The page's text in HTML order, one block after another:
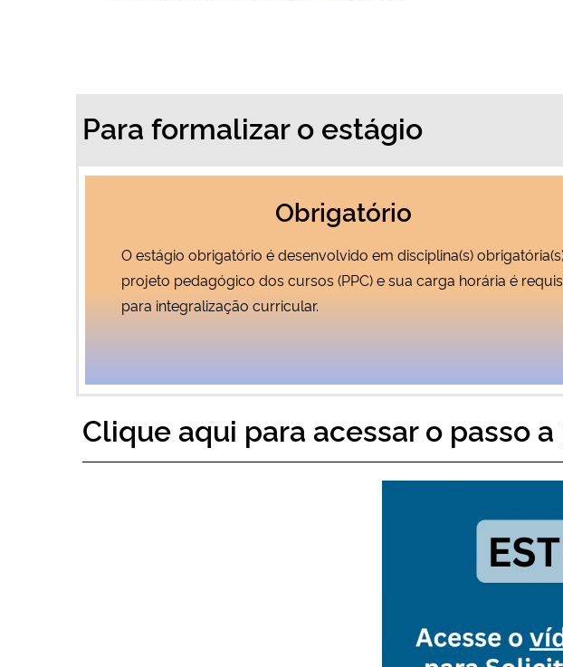
Para formalizar o estágio
Obrigatório
O estágio obrigatório é desenvolvido em disciplina(s)
projeto pedagógico dos cursos (PPC) e sua carga horária é
para integralização curricular.
Clique aqui para acessar o passo